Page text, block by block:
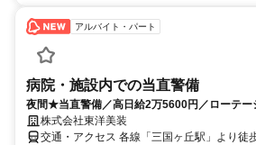
アルバイト・パート
病院・施設内での当直警備
夜間★当直警備／高日給2万5600円／ローテー
株式会社東洋美装
交通・アクセス 各線「三国ヶ丘駅」より徒